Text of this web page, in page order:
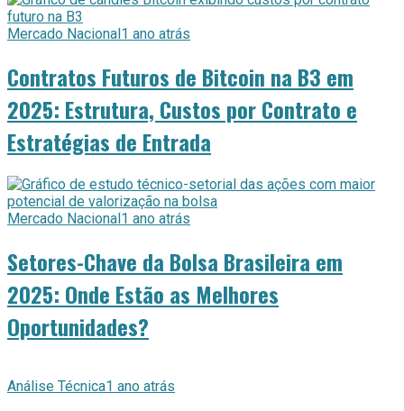
Mercado Nacional1 ano atrás
Contratos Futuros de Bitcoin na B3 em
2025: Estrutura, Custos por Contrato e
Estratégias de Entrada
Mercado Nacional1 ano atrás
Setores-Chave da Bolsa Brasileira em
2025: Onde Estão as Melhores
Oportunidades?
Análise Técnica1 ano atrás